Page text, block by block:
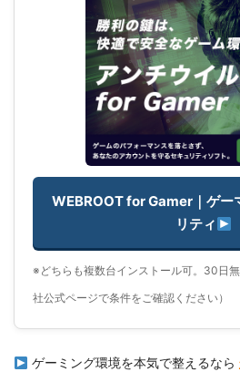
WEBROOT for Gamer｜ゲー
リティ
※どちらも複数台インストール可。30日
社公式ページで条件をご確認ください）
ゲーミング環境を本気で整えるなら